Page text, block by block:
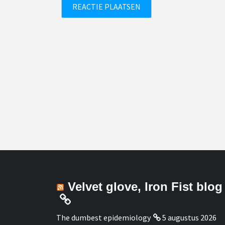
Velvet glove, Iron Fist blog
The dumbest epidemiology 5 augustus 2026